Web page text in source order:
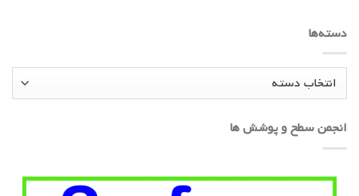
دسته‌ها
دسته‌ها
انجمن سطح و پوشش ها